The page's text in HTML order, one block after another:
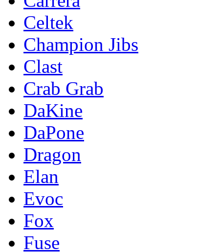
Celtek
Champion Jibs
Clast
Crab Grab
DaKine
DaPone
Dragon
Elan
Evoc
Fox
Fuse